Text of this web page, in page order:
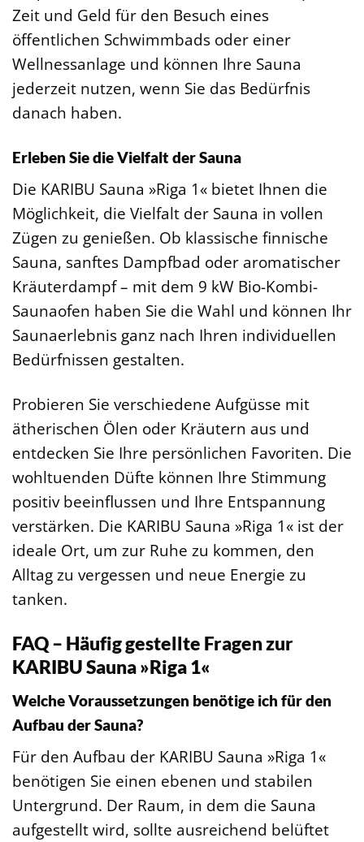
Zeit und Geld für den Besuch eines
öffentlichen Schwimmbads oder einer
Wellnessanlage und können Ihre Sauna
jederzeit nutzen, wenn Sie das Bedürfnis
danach haben.
Erleben Sie die Vielfalt der Sauna
Die KARIBU Sauna »Riga 1« bietet Ihnen die
Möglichkeit, die Vielfalt der Sauna in vollen
Zügen zu genießen. Ob klassische finnische
Sauna, sanftes Dampfbad oder aromatischer
Kräuterdampf – mit dem 9 kW Bio-Kombi-
Saunaofen haben Sie die Wahl und können Ihr
Saunaerlebnis ganz nach Ihren individuellen
Bedürfnissen gestalten.
Probieren Sie verschiedene Aufgüsse mit
ätherischen Ölen oder Kräutern aus und
entdecken Sie Ihre persönlichen Favoriten. Die
wohltuenden Düfte können Ihre Stimmung
positiv beeinflussen und Ihre Entspannung
verstärken. Die KARIBU Sauna »Riga 1« ist der
ideale Ort, um zur Ruhe zu kommen, den
Alltag zu vergessen und neue Energie zu
tanken.
FAQ – Häufig gestellte Fragen zur
KARIBU Sauna »Riga 1«
Welche Voraussetzungen benötige ich für den
Aufbau der Sauna?
Für den Aufbau der KARIBU Sauna »Riga 1«
benötigen Sie einen ebenen und stabilen
Untergrund. Der Raum, in dem die Sauna
aufgestellt wird, sollte ausreichend belüftet